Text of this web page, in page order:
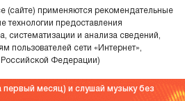
(сайте) применяются рекомендательные
технологии предоставления
систематизации и анализа сведений,
пользователей сети «Интернет»,
Федерации)
первый месяц) и слушай музыку без